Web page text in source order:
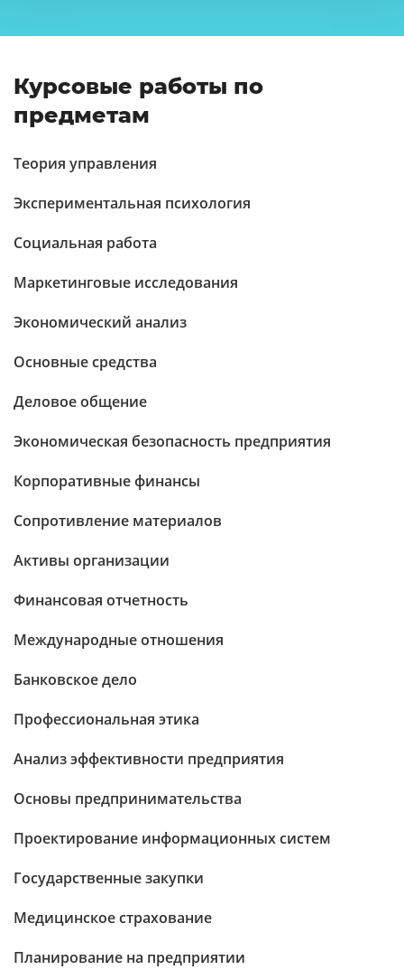
Курсовые работы по
предметам
Теория управления
Экспериментальная психология
Социальная работа
Маркетинговые исследования
Экономический анализ
Основные средства
Деловое общение
Экономическая безопасность предприятия
Корпоративные финансы
Сопротивление материалов
Активы организации
Финансовая отчетность
Международные отношения
Банковское дело
Профессиональная этика
Анализ эффективности предприятия
Основы предпринимательства
Проектирование информационных систем
Государственные закупки
Медицинское страхование
Планирование на предприятии